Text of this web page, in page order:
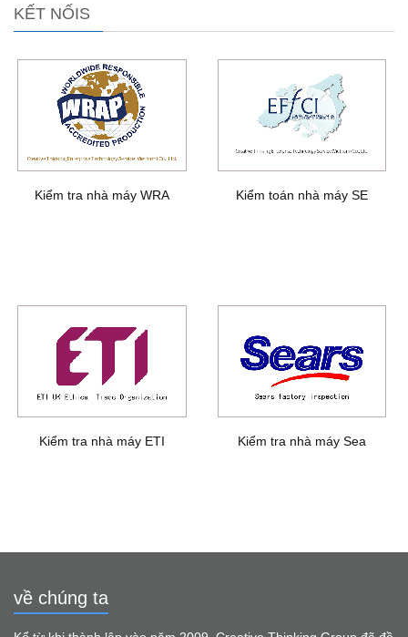
KẾT NỐIS
Kiểm tra nhà máy WRA Kiểm toán nhà máy SE
Kiểm tra nhà máy ETI Kiểm tra nhà máy Sea
về chúng ta